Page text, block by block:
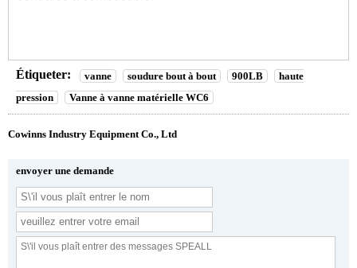
Étiqueter: vanne soudure bout à bout 900LB
haute
pression
Vanne à vanne matérielle WC6
Cowinns Industry Equipment Co., Ltd
envoyer une demande